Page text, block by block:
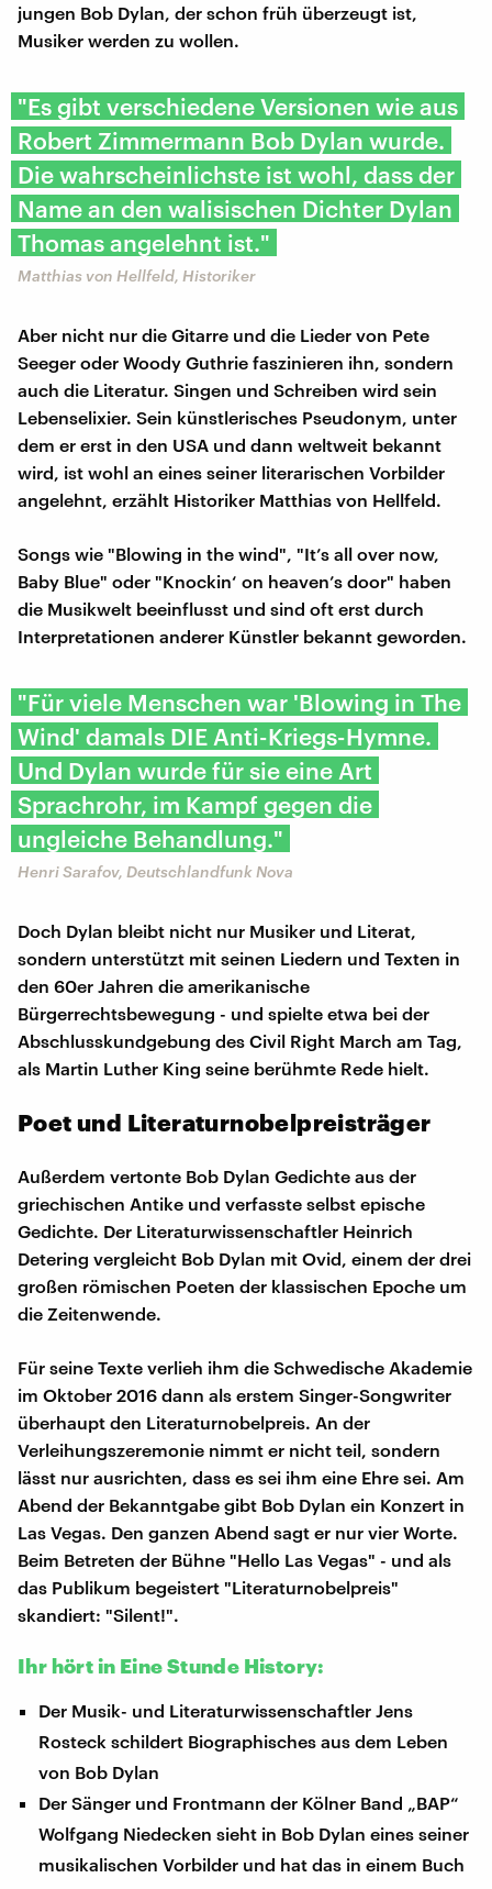
jungen Bob Dylan, der schon früh überzeugt ist,
Musiker werden zu wollen.
"Es gibt verschiedene Versionen wie aus
Robert Zimmermann Bob Dylan wurde.
Die wahrscheinlichste ist wohl, dass der
Name an den walisischen Dichter Dylan
Thomas angelehnt ist."
Matthias von Hellfeld, Historiker
Aber nicht nur die Gitarre und die Lieder von Pete
Seeger oder Woody Guthrie faszinieren ihn, sondern
auch die Literatur. Singen und Schreiben wird sein
Lebenselixier. Sein künstlerisches Pseudonym, unter
dem er erst in den USA und dann weltweit bekannt
wird, ist wohl an eines seiner literarischen Vorbilder
angelehnt, erzählt Historiker Matthias von Hellfeld.
Songs wie "Blowing in the wind", "It’s all over now,
Baby Blue" oder "Knockin‘ on heaven’s door" haben
die Musikwelt beeinflusst und sind oft erst durch
Interpretationen anderer Künstler bekannt geworden.
"Für viele Menschen war 'Blowing in The
Wind' damals DIE Anti-Kriegs-Hymne.
Und Dylan wurde für sie eine Art
Sprachrohr, im Kampf gegen die
ungleiche Behandlung."
Henri Sarafov, Deutschlandfunk Nova
Doch Dylan bleibt nicht nur Musiker und Literat,
sondern unterstützt mit seinen Liedern und Texten in
den 60er Jahren die amerikanische
Bürgerrechtsbewegung - und spielte etwa bei der
Abschlusskundgebung des Civil Right March am Tag,
als Martin Luther King seine berühmte Rede hielt.
Poet und Literaturnobelpreisträger
Außerdem vertonte Bob Dylan Gedichte aus der
griechischen Antike und verfasste selbst epische
Gedichte. Der Literaturwissenschaftler Heinrich
Detering vergleicht Bob Dylan mit Ovid, einem der drei
großen römischen Poeten der klassischen Epoche um
die Zeitenwende.
Für seine Texte verlieh ihm die Schwedische Akademie
im Oktober 2016 dann als erstem Singer-Songwriter
überhaupt den Literaturnobelpreis. An der
Verleihungszeremonie nimmt er nicht teil, sondern
lässt nur ausrichten, dass es sei ihm eine Ehre sei. Am
Abend der Bekanntgabe gibt Bob Dylan ein Konzert in
Las Vegas. Den ganzen Abend sagt er nur vier Worte.
Beim Betreten der Bühne "Hello Las Vegas" - und als
das Publikum begeistert "Literaturnobelpreis"
skandiert: "Silent!".
Ihr hört in Eine Stunde History:
Der Musik- und Literaturwissenschaftler Jens
Rosteck schildert Biographisches aus dem Leben
von Bob Dylan
Der Sänger und Frontmann der Kölner Band „BAP“
Wolfgang Niedecken sieht in Bob Dylan eines seiner
musikalischen Vorbilder und hat das in einem Buch